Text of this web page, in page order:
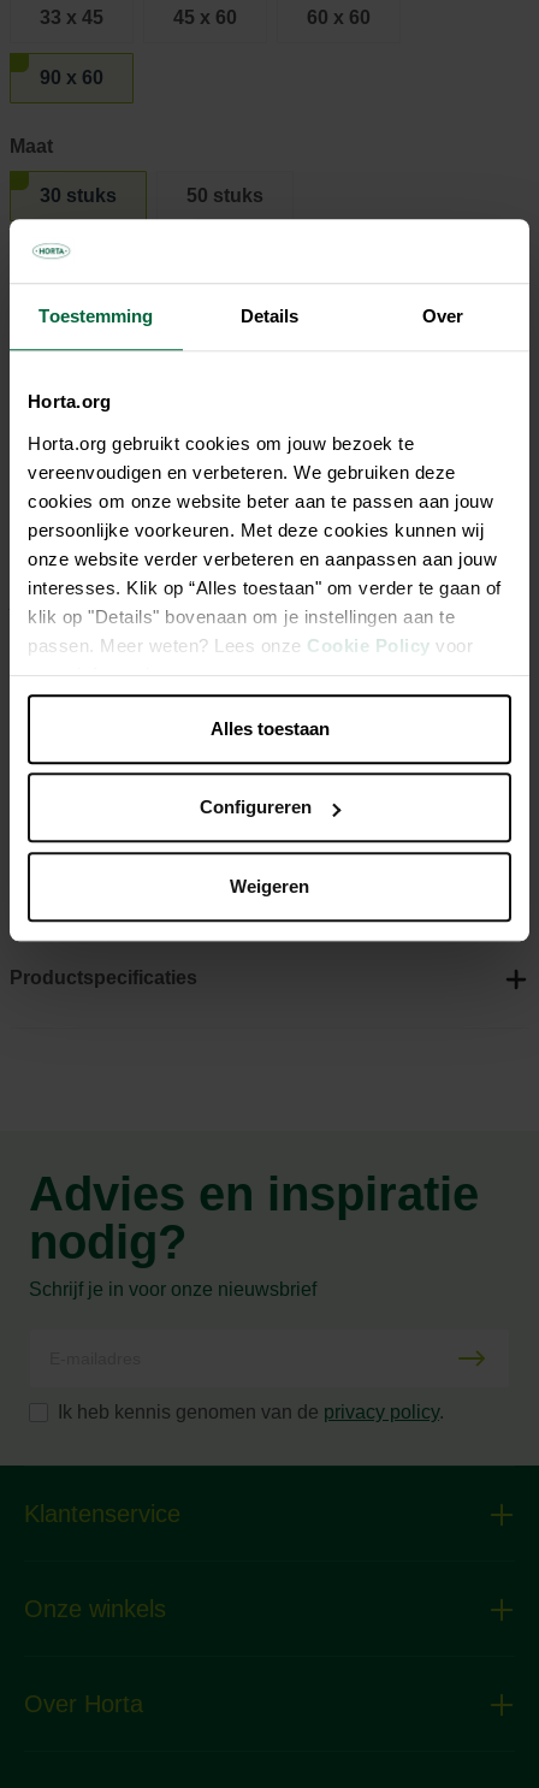
Toestemming Details Over
Horta.org
Horta.org gebruikt cookies om jouw bezoek te
vereenvoudigen en verbeteren. We gebruiken deze
cookies om onze website beter aan te passen aan jouw
persoonlijke voorkeuren. Met deze cookies kunnen wij
onze website verder verbeteren en aanpassen aan jouw
interesses. Klik op “Alles toestaan" om verder te gaan of
klik op "Details" bovenaan om je instellingen aan te
passen. Meer weten? Lees onze Cookie Policy voor
meer informatie.
Alles toestaan
Configureren
Weigeren
33 x 45 45 x 60 60 x 60
90 x 60
Maat
30 stuks 50 stuks
€ 18,95
Niet elke winkel heeft hetzelfde assortiment
Beschrijving
Met deze geweldige en superabsorberende pads in huis kun
jij jouw puppy perfect leren waar hij zijn behoeftes moet
doen. Ook zijn ze erg handig te gebruiken als je een oudere
hond hebt die bijvoorbeeld ziek is of last heeft van
Superabsorberende pads met 5 lagen
Lekvrij en sneldrogend
Geurvrij voor een frisse omgeving
Productspecificaties
Advies en inspiratie
nodig?
Schrijf je in voor onze nieuwsbrief
Ik heb kennis genomen van de privacy policy.
Klantenservice
Onze winkels
Over Horta